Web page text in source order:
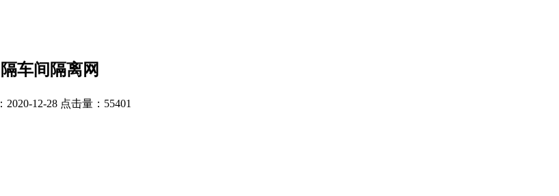
车间隔离网
2020-12-28 点击量： 55401